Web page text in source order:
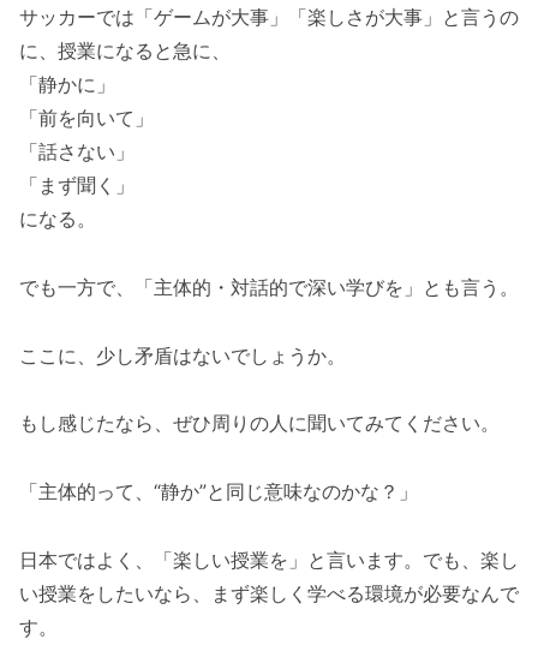
サッカーでは「ゲームが大事」「楽しさが大事」と言うの
に、授業になると急に、
「静かに」
「前を向いて」
「話さない」
「まず聞く」
になる。
でも一方で、「主体的・対話的で深い学びを」とも言う。
ここに、少し矛盾はないでしょうか。
もし感じたなら、ぜひ周りの人に聞いてみてください。
「主体的って、“静か”と同じ意味なのかな？」
日本ではよく、「楽しい授業を」と言います。でも、楽し
い授業をしたいなら、まず楽しく学べる環境が必要なんで
す。